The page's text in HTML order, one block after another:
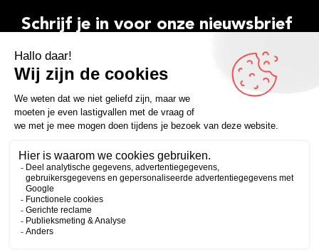
Schrijf je in voor onze nieuwsbrief
E-
mailadres
Inschrijven
FacebookInstagramLinkedInYouTubeSpotify
Copyright 2026